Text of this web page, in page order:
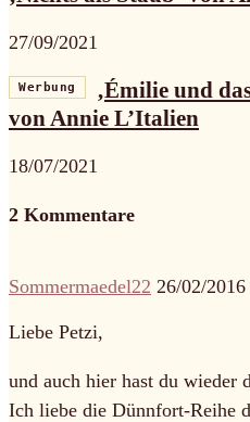
27/09/2021
Werbung
‚Émilie und
von Annie L’Italien
18/07/2021
2 Kommentare
Sommermaedel22 26/02/
Liebe Petzi,
und auch hier hast du wieder
Ich liebe die Dünnfort-Reihe